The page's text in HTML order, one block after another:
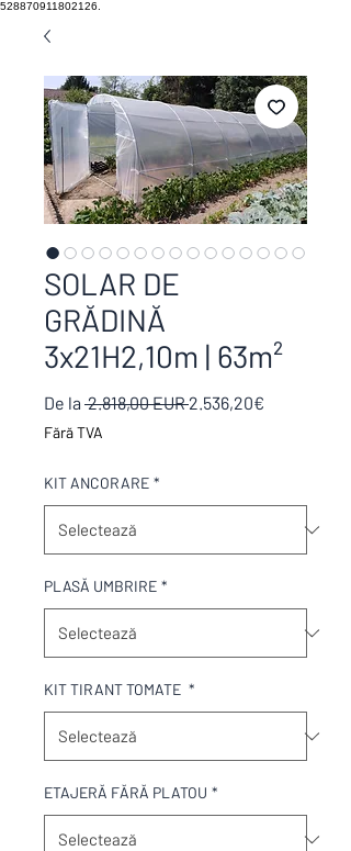
528870911802126.
SOLAR DE
GRĂDINĂ
3x21H2,10m | 63m²
De la 2.818,00 EUR Preț
2.536,20€
Fără TVA
KIT ANCORARE *
PLASĂ UMBRIRE *
KIT TIRANT TOMATE *
ETAJERĂ FĂRĂ PLATOU *